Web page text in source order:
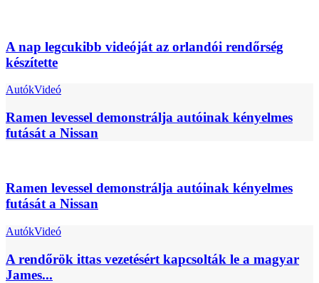
A nap legcukibb videóját az orlandói rendőrség
készítette
AutókVideó
Ramen levessel demonstrálja autóinak kényelmes
futását a Nissan
Ramen levessel demonstrálja autóinak kényelmes
futását a Nissan
AutókVideó
A rendőrök ittas vezetésért kapcsolták le a magyar
James...